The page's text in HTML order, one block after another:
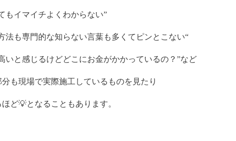
もイマイチよくわからない”
法も専門的な知らない言葉も多くてピンとこない“
いと感じるけどどこにお金がかかっているの？”など
も現場で実際施工しているものを見たり
ど💡となることもあります。